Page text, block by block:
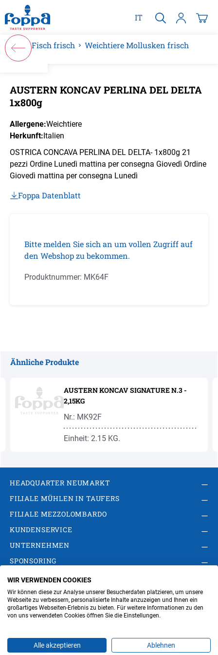
springen
IT
Fisch frisch Weichtiere Mollusken frisch
AUSTERN KONCAV PERLINA DEL DELTA
1x800g
Allergene:Weichtiere
Herkunft:Italien
OSTRICA CONCAVA PERLINA DEL DELTA- 1x800g 21
pezzi Ordine Lunedì mattina per consegna Giovedì Ordine
Giovedì mattina per consegna Lunedì
Foppa Datenblatt
Bitte melden Sie sich an um vollen Zugriff auf
den Webshop zu bekommen.
Produktnummer: MK64F
Ähnliche Produkte
AUSTERN KONCAV SIGNATURE N.3 -
2,15KG
Nr.: MK92F
Einheit: 2.15 KG.
HEADQUARTER NEUMARKT
FILIALE MÜHLEN IN TAUFERS
FILIALE MEZZOLOMBARDO
KUNDENSERVICE
UNTERNEHMEN
SPONSORING
AGB Privacy Policy
Impressum
Cookie-Einstellungen ändern
Verwaltung
WIR VERWENDEN COOKIES
Wir können diese zur Analyse unserer Besucherdaten platzieren, um unsere
Webseite zu verbessern, personalisierte Inhalte anzuzeigen und Ihnen ein
großartiges Webseiten-Erlebnis zu bieten. Für weitere Informationen zu den
von uns verwendeten Cookies öffnen Sie die Einstellungen.
Alle akzeptieren Ablehnen